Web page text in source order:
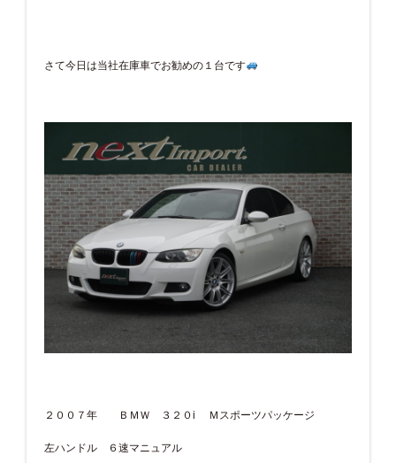
さて今日は当社在庫車でお勧めの１台です
２００７年 ＢＭＷ ３２０i Ｍスポーツパッケージ
左ハンドル ６速マニュアル